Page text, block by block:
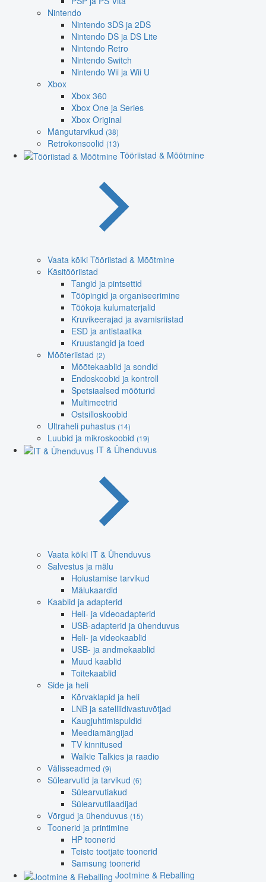
Nintendo
Nintendo 3DS ja 2DS
Nintendo DS ja DS Lite
Nintendo Retro
Nintendo Switch
Nintendo Wii ja Wii U
Xbox
Xbox 360
Xbox One ja Series
Xbox Original
Mängutarvikud (38)
Retrokonsoolid (13)
Tööriistad & Mõõtmine
Vaata kõiki Tööriistad & Mõõtmine
Käsitööriistad
Tangid ja pintsettid
Tööpingid ja organiseerimine
Töökoja kulumaterjalid
Kruvikeerajad ja avamisriistad
ESD ja antistaatika
Kruustangid ja toed
Mõõteriistad (2)
Mõõtekaablid ja sondid
Endoskoobid ja kontroll
Spetsiaalsed mõõturid
Multimeetrid
Ostsilloskoobid
Ultraheli puhastus (14)
Luubid ja mikroskoobid (19)
IT & Ühenduvus
Vaata kõiki IT & Ühenduvus
Salvestus ja mälu
Hoiustamise tarvikud
Mälukaardid
Kaablid ja adapterid
Heli- ja videoadapterid
USB-adapterid ja ühenduvus
Heli- ja videokaablid
USB- ja andmekaablid
Muud kaablid
Toitekaablid
Side ja heli
Kõrvaklapid ja heli
LNB ja satelliidivastuvõtjad
Kaugjuhtimispuldid
Meediamängijad
TV kinnitused
Walkie Talkies ja raadio
Välisseadmed (9)
Sülearvutid ja tarvikud (6)
Sülearvutiakud
Sülearvutilaadijad
Võrgud ja ühenduvus (15)
Toonerid ja printimine
HP toonerid
Teiste tootjate toonerid
Samsung toonerid
Jootmine & Reballing